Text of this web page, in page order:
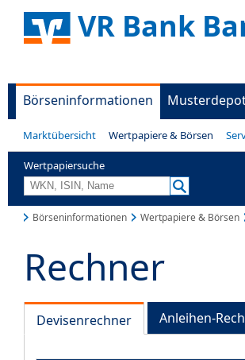
VR Bank
Börseninformationen
Marktübersicht Wertpapiere & Börsen
Wertpapiersuche
Börseninformationen Wertpapiere & Börsen
Rechner
Devisenrechner Anleihen-